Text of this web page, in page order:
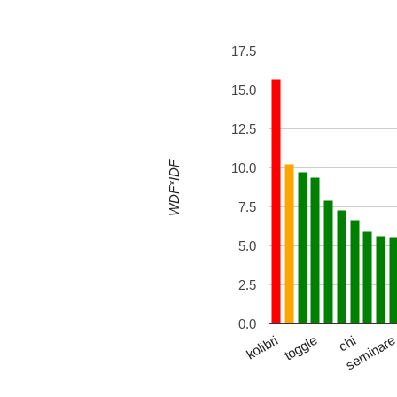
kolibri toggle chi
seminare
0.0
2.5
5.0
7.5
10.0
12.5
15.0
17.5
WDF*IDF